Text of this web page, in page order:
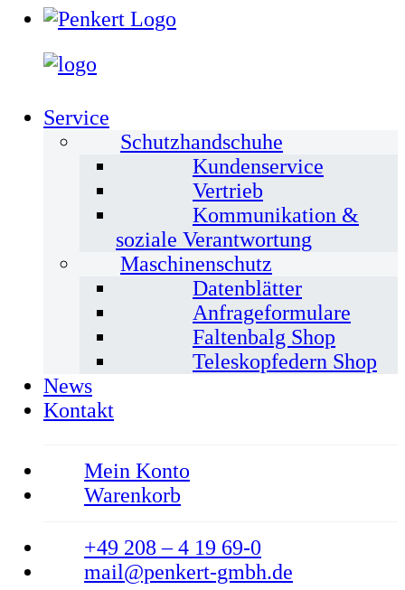
Service
Schutzhandschuhe
Kundenservice
Vertrieb
Kommunikation &
soziale Verantwortung
Maschinenschutz
Datenblätter
Anfrageformulare
Faltenbalg Shop
Teleskopfedern Shop
News
Kontakt
Mein Konto
Warenkorb
+49 208 – 4 19 69-0
mail@penkert-gmbh.de